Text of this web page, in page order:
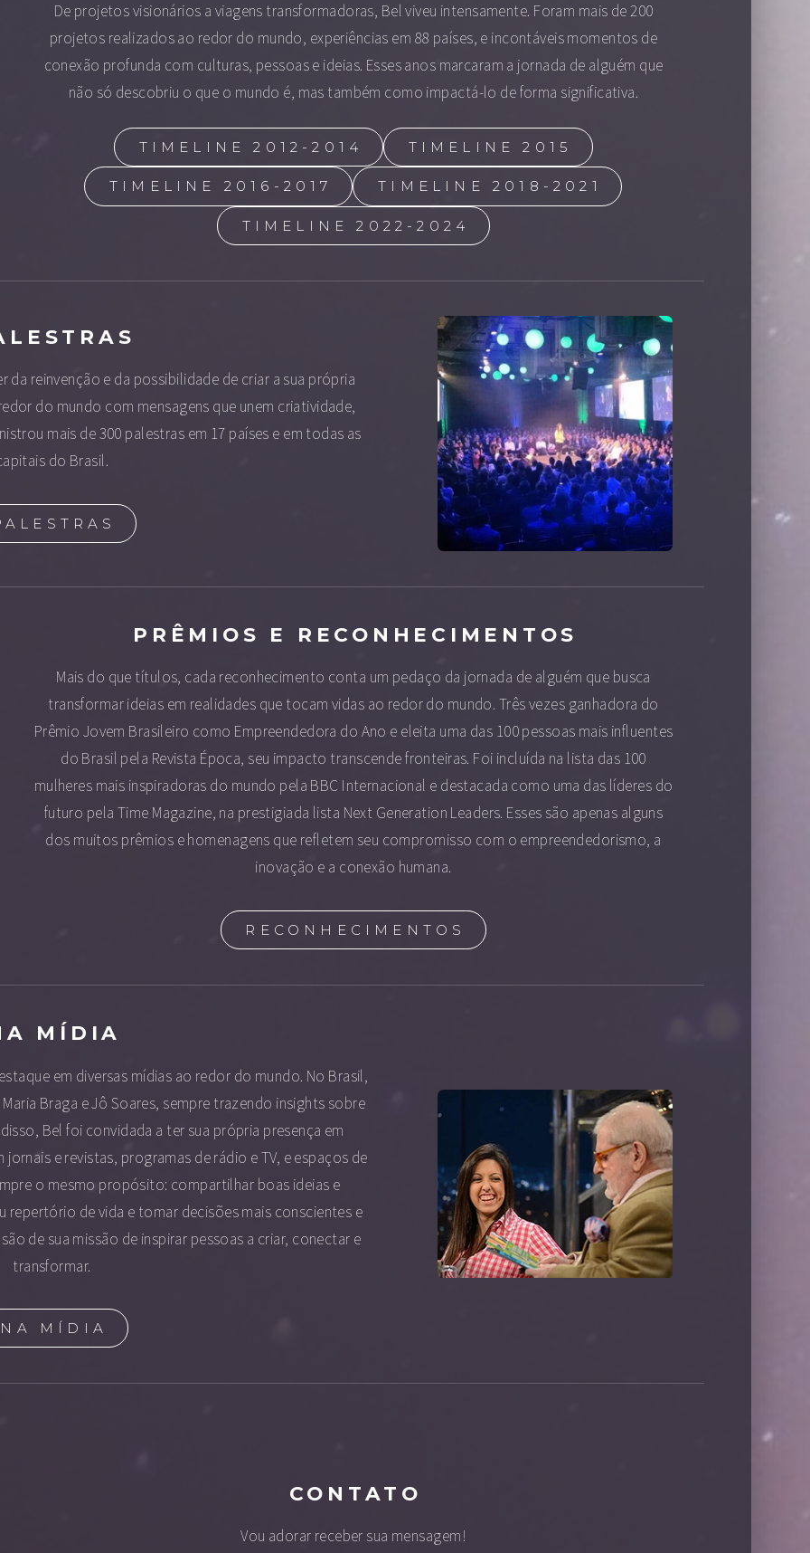
De projetos visionários a viagens transformadoras, Bel viveu intensamente. Foram mais de 200
projetos realizados ao redor do mundo, experiências em 88 países, e incontáveis momentos de
conexão profunda com culturas, pessoas e ideias. Esses anos marcaram a jornada de alguém que
não só descobriu o que o mundo é, mas também como impactá-lo de forma significativa.
TIMELINE 2012-2014 TIMELINE 2015
TIMELINE 2016-2017 TIMELINE 2018-2021
TIMELINE 2022-2024
reinvenção e da possibilidade de criar a sua própria
do mundo com mensagens que unem criatividade,
mais de 300 palestras em 17 países e em todas as
do Brasil.
PRÊMIOS E RECONHECIMENTOS
Mais do que títulos, cada reconhecimento conta um pedaço da jornada de alguém que busca
transformar ideias em realidades que tocam vidas ao redor do mundo. Três vezes ganhadora do
Prêmio Jovem Brasileiro como Empreendedora do Ano e eleita uma das 100 pessoas mais influentes
do Brasil pela Revista Época, seu impacto transcende fronteiras. Foi incluída na lista das 100
mulheres mais inspiradoras do mundo pela BBC Internacional e destacada como uma das líderes do
futuro pela Time Magazine, na prestigiada lista Next Generation Leaders. Esses são apenas alguns
dos muitos prêmios e homenagens que refletem seu compromisso com o empreendedorismo, a
inovação e a conexão humana.
RECONHECIMENTOS
MÍDIA
em diversas mídias ao redor do mundo. No Brasil,
Braga e Jô Soares, sempre trazendo insights sobre
Bel foi convidada a ter sua própria presença em
e revistas, programas de rádio e TV, e espaços de
o mesmo propósito: compartilhar boas ideias e
repertório de vida e tomar decisões mais conscientes e
de sua missão de inspirar pessoas a criar, conectar e
transformar.
NA MÍDIA
CONTATO
Vou adorar receber sua mensagem!